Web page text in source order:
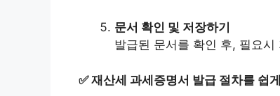
문서 확인 및 저장하기
발급된 문서를 확인 후, 필요시
✅재산세 과세증명서 발급 절차를 쉽